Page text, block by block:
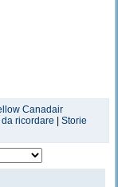
e
Canadair
ricordare
Storie